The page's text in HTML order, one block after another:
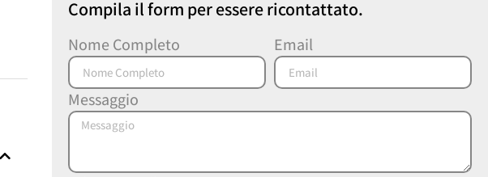
Compila il form per essere ricontattato.
Nome Completo Email
Messaggio